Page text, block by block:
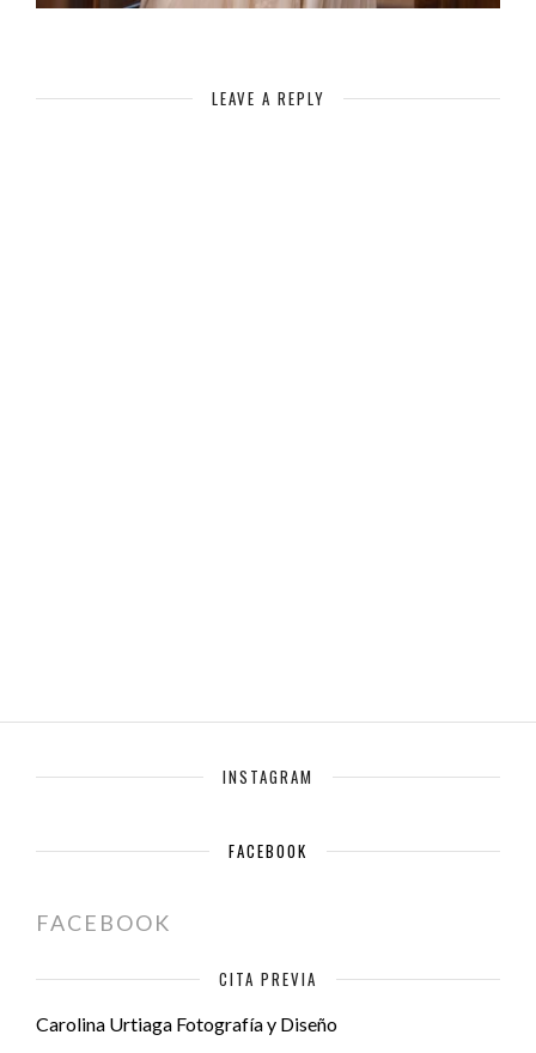
LEAVE A REPLY
INSTAGRAM
FACEBOOK
FACEBOOK
CITA PREVIA
Carolina Urtiaga Fotografía y Diseño